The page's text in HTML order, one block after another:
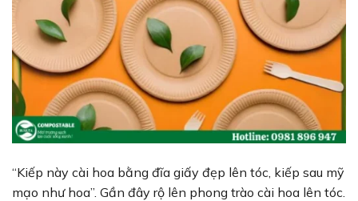
“Kiếp này cài hoa bằng đĩa giấy đẹp lên tóc, kiếp sau mỹ
mạo như hoa”. Gần đây rộ lên phong trào cài hoa lên tóc.